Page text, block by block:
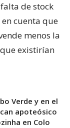
de stock
cuenta que
menos la
existirían
Verde y en el
apoteósico
en Colo